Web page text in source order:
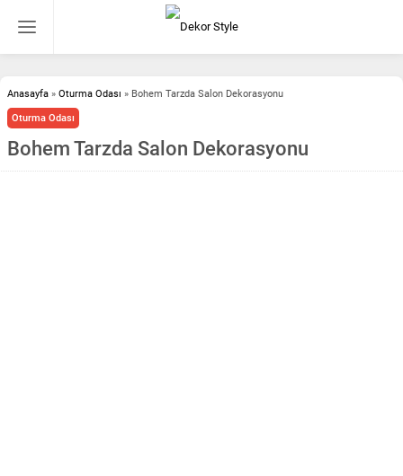
Anasayfa » Oturma Odası » Bohem Tarzda Salon Dekorasyonu
Oturma Odası
Bohem Tarzda Salon Dekorasyonu